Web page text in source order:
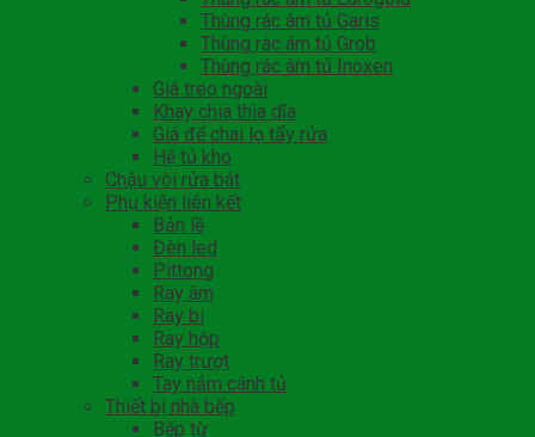
Thùng rác âm tủ Garis
Thùng rác âm tủ Grob
Thùng rác âm tủ Inoxen
Giá treo ngoài
Khay chia thìa dĩa
Giá để chai lọ tẩy rửa
Hệ tủ kho
Chậu vòi rửa bát
Phụ kiện liên kết
Bản lề
Đèn led
Pittong
Ray âm
Ray bi
Ray hộp
Ray trượt
Tay nắm cánh tủ
Thiết bị nhà bếp
Bếp từ